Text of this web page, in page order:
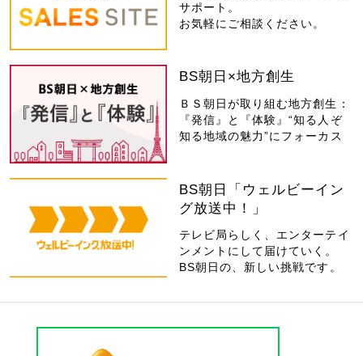
サポート。
お気軽にご相談ください。
BS朝日×地方創生
ＢＳ朝日が取り組む地方創生：
『発信』と『体験』“知る人ぞ
知る地域の魅力”にフォーカス
BS朝日「ウェルビーイン
グ放送中！」
テレビ局らしく、エンターテイ
ンメントにして届けていく。
BS朝日の、新しい挑戦です。